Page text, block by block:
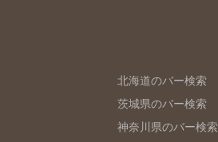
北海道のバー検索
茨城県のバー検索
神奈川県のバー検索